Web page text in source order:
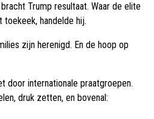
Trump resultaat. Waar de elite
toekeek, handelde hij.
zijn herenigd. En de hoop op
door internationale praatgroepen.
druk zetten, en bovenal: